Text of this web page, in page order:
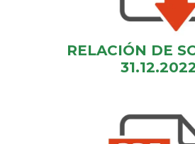
RELACIÓN DE